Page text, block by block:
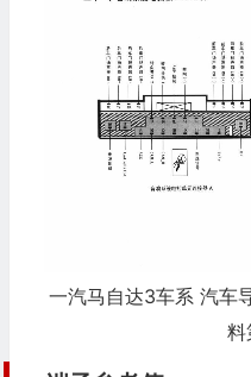
一汽马自达3车系 汽车
料